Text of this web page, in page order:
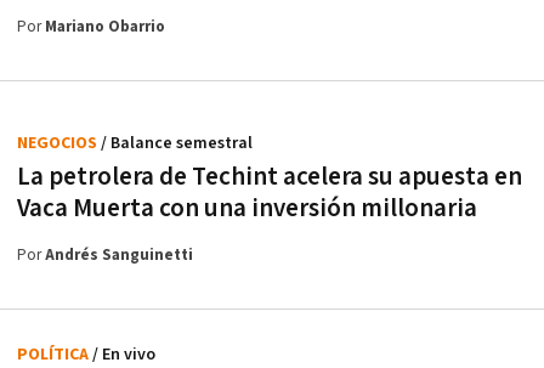
PorMariano Obarrio
La petrolera de Techint acelera su apuesta en
Vaca Muerta con una inversión millonaria
NEGOCIOS / Balance semestral
PorAndrés Sanguinetti
POLÍTICA/ En vivo